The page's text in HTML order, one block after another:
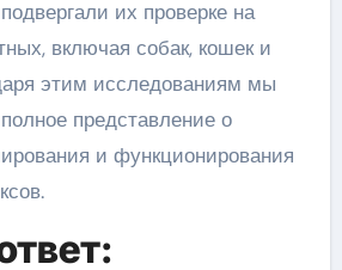
их проверке на
включая собак, кошек и
этим исследованиям мы
представление о
и функционирования